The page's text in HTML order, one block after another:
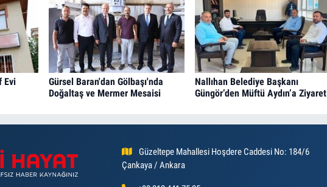
Evi
Gürsel Baran'dan Gölbaşı'nda
Doğaltaş ve Mermer Mesaisi
Nallıhan Belediye Başkanı
Güngör’den Müftü Aydın’a Ziyaret
Güzeltepe Mahallesi Hoşdere Caddesi No: 184/6
Çankaya / Ankara